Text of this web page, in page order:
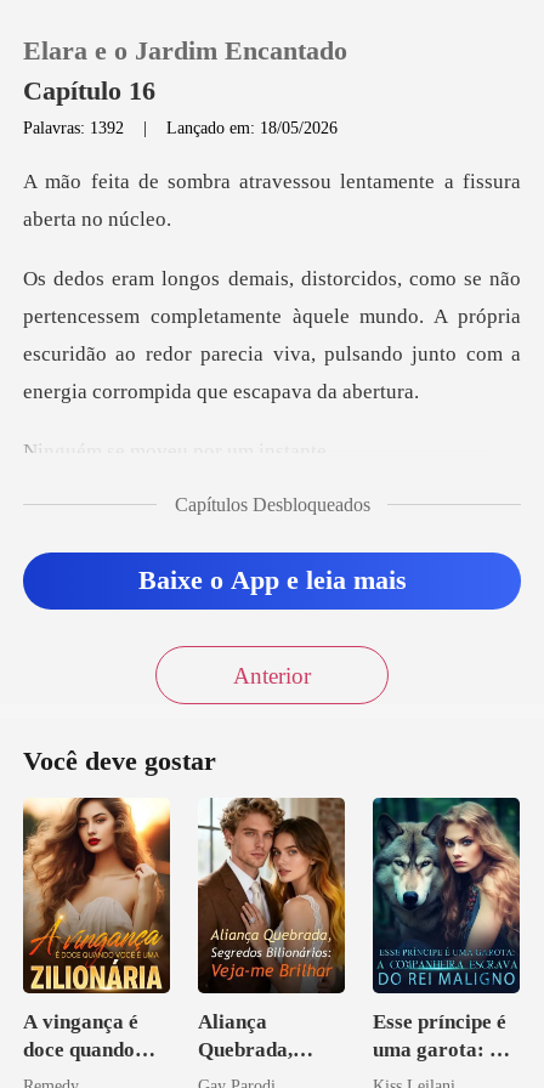
0
Histórico
Sair
Elara e o Jardim Encantado
Capítulo 16
Palavras: 1392 |Lançado em: 18/05/2026
travessou lentamente a
completamente àquele mundo. A própria
escuridão ao redor parecia vi
paralisado
Capítulos Desbloqueados
Baixe o App e leia mais
Anterior
Você deve gostar
A vingança é
doce quando
você é uma
Aliança
Quebrada,
Segredos
Esse príncipe é
uma garota: A
companheira